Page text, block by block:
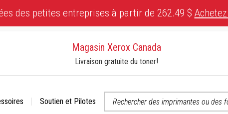
des petites entreprises à partir de 262.49 $
Magasin Xerox Canada
Livraison gratuite du toner!
Soutien et Pilotes